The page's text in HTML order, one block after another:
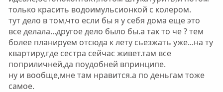
л
о
с
л
о
с
только красить водоимульсионкой с колером.
тут дело в том,что если бы я у себя дома еще это
все делала...другое дело было бы.а так то че ? тем
более планируем отсюда к лету сьезжать уже...на ту
квартиру,где сестра сейчас живет.там все
поприличней,да поудобней впринципе.
ну и вообще,мне там нравится.а по деньгам тоже
самое.